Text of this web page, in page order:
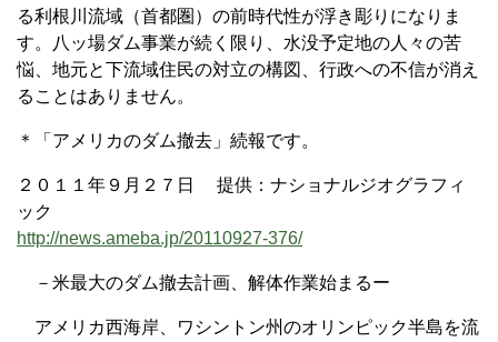
る利根川流域（首都圏）の前時代性が浮き彫りになりま
す。八ッ場ダム事業が続く限り、水没予定地の人々の苦
悩、地元と下流域住民の対立の構図、行政への不信が消え
ることはありません。
＊「アメリカのダム撤去」続報です。
２０１１年９月２７日 提供：ナショナルジオグラフィ
ック
http://news.ameba.jp/20110927-376/
－米最大のダム撤去計画、解体作業始まるー
アメリカ西海岸、ワシントン州のオリンピック半島を流